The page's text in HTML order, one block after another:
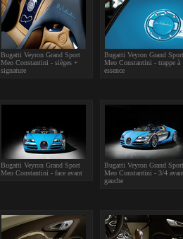
Bugatti Veyron Grand Sport
Meo Constantini - sièges +
signature
Bugatti Veyron Grand Sport
Meo Constantini - trappe à
essence
Bugatti Veyron Grand Sport
Meo Constantini - face avant
Bugatti Veyron Grand Sport
Meo Constantini - 3/4
gauche